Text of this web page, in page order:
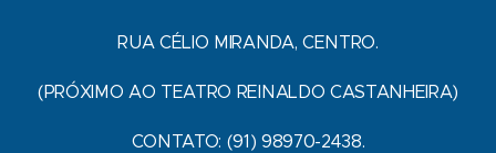
RUA CÉLIO MIRANDA, CENTRO.
(PRÓXIMO AO TEATRO REINALDO CASTANHEIRA)
CONTATO: (91) 98970-2438.